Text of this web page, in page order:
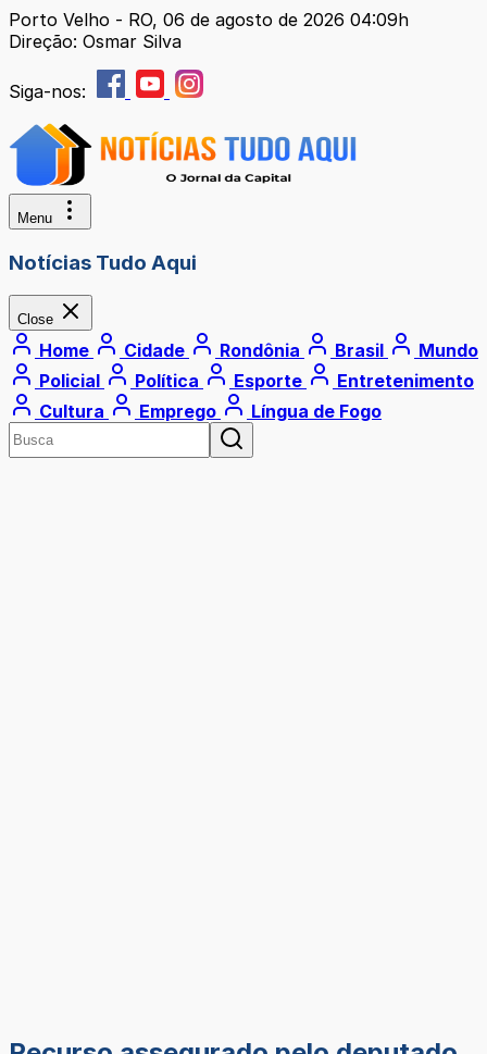
Porto Velho - RO, 06 de agosto de 2026 04:09h
Direção: Osmar Silva
Siga-nos:
Menu
Notícias Tudo Aqui
Close
Home Cidade Rondônia Brasil
Mundo
Policial
Política Esporte
Entretenimento
Cultura
Emprego Língua de Fogo